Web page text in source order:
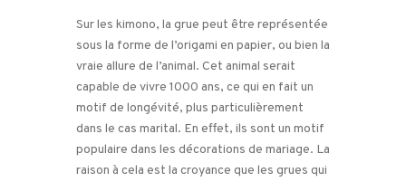
Sur les kimono, la grue peut être représentée
sous la forme de l’origami en papier, ou bien la
vraie allure de l’animal. Cet animal serait
capable de vivre 1000 ans, ce qui en fait un
motif de longévité, plus particulièrement
dans le cas marital. En effet, ils sont un motif
populaire dans les décorations de mariage. La
raison à cela est la croyance que les grues qui